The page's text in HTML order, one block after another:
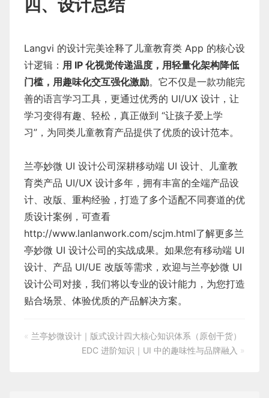
四、设计总结
Langvi 的设计完美诠释了儿童教育类 App 的核心设
计逻辑： 用 IP 化视觉传递温度，用轻量化架构降低
门槛，用趣味化交互强化激励。它不仅是一款功能完
善的语言学习工具，更通过优秀的 UI/UX 设计，让
学习变得有趣、轻松，真正做到 “让孩子爱上学
习”，为同类儿童教育产品提供了优质的设计范本。
兰亭妙微 UI 设计公司深耕移动端 UI 设计、儿童教
育类产品 UI/UX 设计多年，拥有丰富的全端产品设
计、改版、重构经验，打造了多个适配不同赛道的优
质设计案例，可查看
http://www.lanlanwork.com/scjm.html了解更多兰
亭妙微 UI 设计公司的实战成果。如果您有移动端 UI
设计、产品 UI/UE 改版等需求，欢迎与兰亭妙微 UI
设计公司对接，我们将以专业的设计能力，为您打造
贴合场景、体验优质的产品解决方案。
« 兰亭妙微设计｜版式设计四大核心知识体系（原创干货）
EDC 进阶知识｜UI 中的趣味性与品牌融入 »